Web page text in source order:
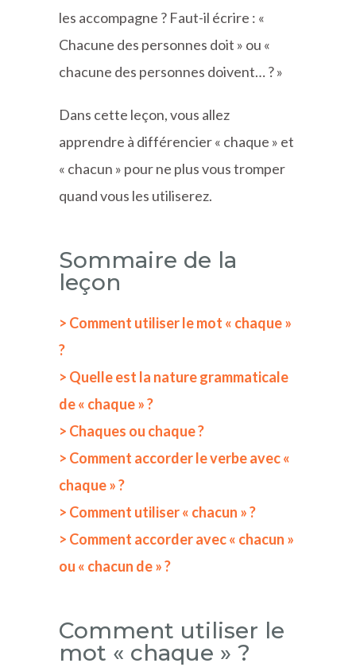
les accompagne ? Faut-il écrire : «
Chacune des personnes doit » ou «
chacune des personnes doivent… ? »
Dans cette leçon, vous allez
apprendre à différencier « chaque » et
« chacun » pour ne plus vous tromper
quand vous les utiliserez.
Sommaire de la
leçon
> Comment utiliser le mot « chaque »
?
> Quelle est la nature grammaticale
de « chaque » ?
> Chaques ou chaque ?
> Comment accorder le verbe avec «
chaque » ?
> Comment utiliser « chacun » ?
> Comment accorder avec « chacun »
ou « chacun de » ?
Comment utiliser le
mot « chaque » ?